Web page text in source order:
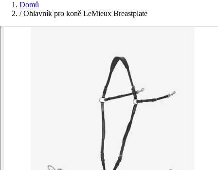
Domů
/ Ohlavník pro koně LeMieux Breastplate